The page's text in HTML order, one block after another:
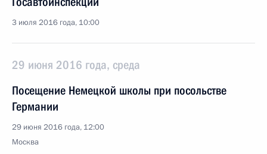
3 июля 2016 года, 10:00
29 июня 2016 года, среда
Посещение Немецкой школы при посольстве
Германии
29 июня 2016 года, 12:00
Москва